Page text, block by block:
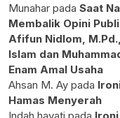
Munahar pada Saat
Membalik Opini
Afifun Nidlom,
Islam dan
Enam Amal Usaha
Ahsan M. Ay pada
Hamas Menyerah